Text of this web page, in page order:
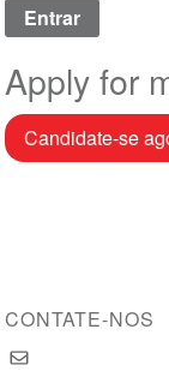
Apply for
Candidate-se
CONTATE-NOS